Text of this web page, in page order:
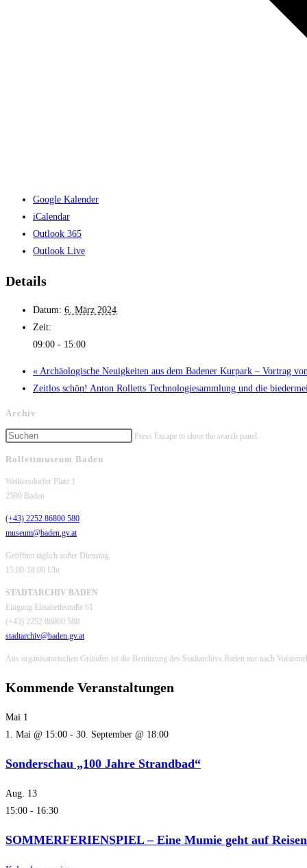
Google Kalender
iCalendar
Outlook 365
Outlook Live
Details
Datum: 6. März 2024
Zeit:
09:00 - 15:00
« Archäologische Neuigkeiten aus dem Badener Kurpark – Vortrag
Zeitlos schön! Anton Rolletts Technologiesammlung und die
Archiv
Press Escape to close the search panel.
Rollettmuseum Baden
Weikersdorfer Platz 1
2500 Baden
(+43) 2252 86800 580
museum@baden.gv.at
Geöffnet täglich außer Dienstag,
15.00-18.00 Uhr
STADTARCHIV BADEN
Eingang Elisabethstraße 61
(+43) 2252 86800 580
stadtarchiv@baden.gv.at
Aus organisatorischen Gründen ist die Benützung des Stadtarchivs Baden nur nach
Kommende Veranstaltungen
Mai 1
1. Mai @ 15:00 - 30. September @ 18:00
Sonderschau „100 Jahre Strandbad“
Aug. 13
15:00 - 16:30
SOMMERFERIENSPIEL – Eine Mumie geht auf